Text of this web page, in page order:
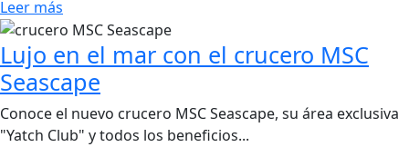
Leer más
Lujo en el mar con el crucero MSC
Seascape
Conoce el nuevo crucero MSC Seascape, su área exclusiva
"Yatch Club" y todos los beneficios...